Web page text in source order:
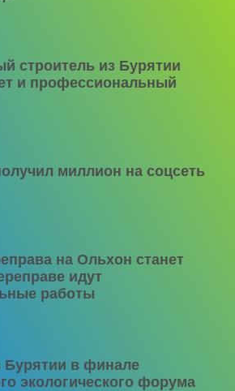
строитель из Бурятии
и профессиональный
миллион на соцсеть
на Ольхон станет
идут
работы
Бурятии в финале
экологического форума